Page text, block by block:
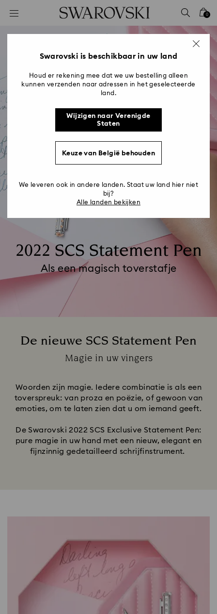
Lijst met toegangscodes
2 - Voettekst
0
2022 SCS Statement Pen
Als een magisch toverstafje
De nieuwe SCS Statement Pen
Magie in uw vingers
Woorden zijn magie. Iedere combinatie is als een
toverspreuk: van proza en poëzie, of gewoon van
emoties, om te laten zien dat u om iemand geeft.
De Swarovski 2022 SCS Exclusive Statement Pen:
pure magie in uw hand met een nieuw, elegant en
fijnzinnig gedetailleerd schrijfinstrument.
Swarovski is beschikbaar in uw land
Houd er rekening mee dat we uw bestelling alleen
kunnen verzenden naar adressen in het geselecteerde
land.
Wijzigen naar Verenigde
Staten
Keuze van België behouden
We leveren ook in andere landen. Staat uw land hier niet
bij?
Alle landen bekijken